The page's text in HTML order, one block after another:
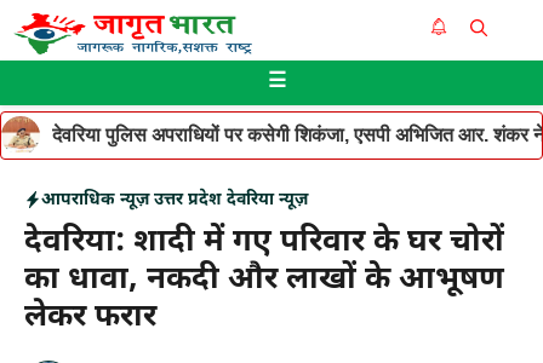
Skip
to
☰
देवरिया पुलिस अपराधियों पर कसेगी शिकंजा, एसपी अभिजित आर. शंकर ने
आपराधिक न्यूज़ उत्तर प्रदेश देवरिया न्यूज़
देवरिया: शादी में गए परिवार के घर चोरों
का धावा, नकदी और लाखों के आभूषण
लेकर फरार